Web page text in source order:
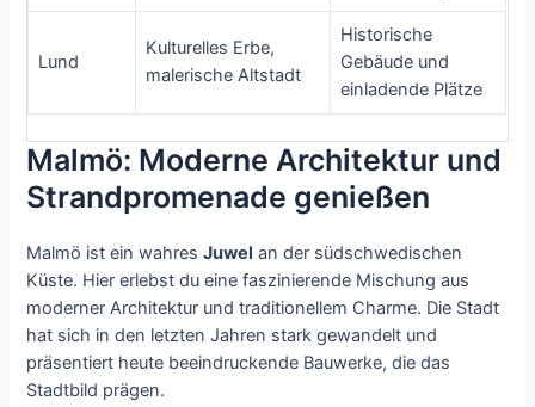
Lund
Kulturelles Erbe,
malerische Altstadt
Historische
Gebäude und
einladende Plätze
Malmö: Moderne Architektur und
Strandpromenade genießen
Malmö ist ein wahresJuwel an der südschwedischen
Küste. Hier erlebst du eine faszinierende Mischung aus
moderner Architektur und traditionellem Charme. Die Stadt
hat sich in den letzten Jahren stark gewandelt und
präsentiert heute beeindruckende Bauwerke, die das
Stadtbild prägen.